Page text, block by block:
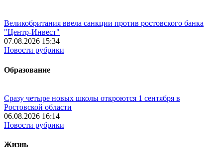
Великобритания ввела санкции против ростовского банка
"Центр-Инвест"
07.08.2026 15:34
Новости рубрики
Образование
Сразу четыре новых школы откроются 1 сентября в
Ростовской области
06.08.2026 16:14
Новости рубрики
Жизнь